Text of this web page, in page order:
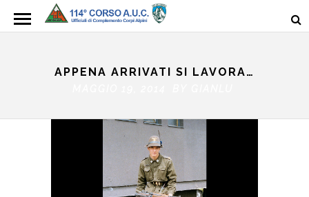
APPENA ARRIVATI SI LAVORA…